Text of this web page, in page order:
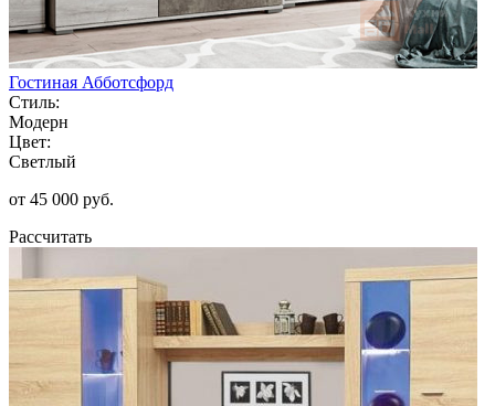
Гостиная Абботсфорд
Стиль:
Модерн
Цвет:
Светлый
от 45 000 руб.
Рассчитать